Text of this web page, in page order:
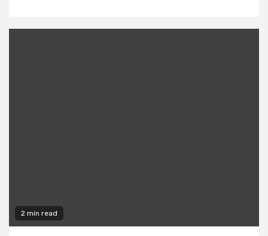
2 min read